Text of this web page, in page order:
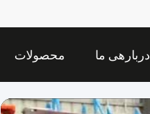
دربارهی ما محصولات